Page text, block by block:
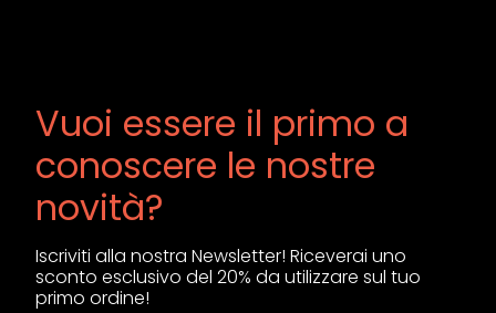
Vuoi essere il primo a
conoscere le nostre
novità?
Iscriviti alla nostra Newsletter! Riceverai uno
sconto esclusivo del 20% da utilizzare sul tuo
primo ordine!